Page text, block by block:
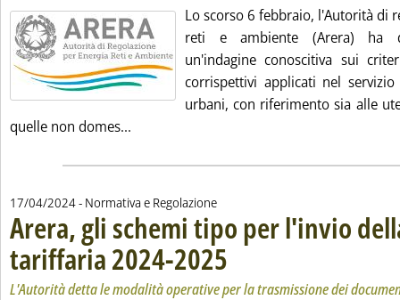
Lo scorso 6 febbraio, l'Autorità di
reti e ambiente (Arera) ha
un'indagine conoscitiva sui
corrispettivi applicati nel
urbani, con riferimento sia alle
quelle non domes...
17/04/2024- Normativa e Regolazione
Arera, gli schemi tipo per l'invio
tariffaria 2024-2025 . Sottotitolo: L'Autorità detta le
. Pubblicata mercoledì 17 aprile 2024
L'Autorità detta le modalità operative per la trasmissione dei